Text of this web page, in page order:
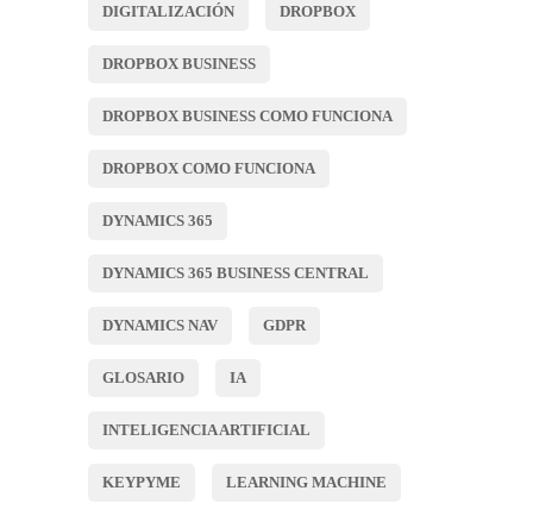
DIGITALIZACIÓN DROPBOX
DROPBOX BUSINESS
DROPBOX BUSINESS COMO FUNCIONA
DROPBOX COMO FUNCIONA
DYNAMICS 365
DYNAMICS 365 BUSINESS CENTRAL
DYNAMICS NAV GDPR
GLOSARIO IA
INTELIGENCIA ARTIFICIAL
KEYPYME LEARNING MACHINE